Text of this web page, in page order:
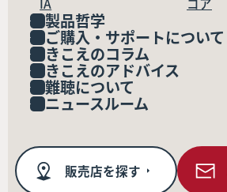
製品哲学
ご購入・サポートについて
きこえのコラム
きこえのアドバイス
難聴について
ニュースルーム
販売店を探す